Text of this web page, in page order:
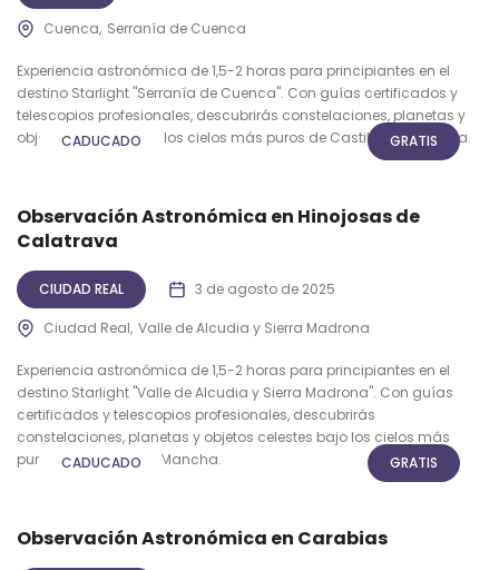
Cuenca Serranía de Cuenca
Experiencia astronómica de 1,5-2 horas para principiantes en el
destino Starlight "Serranía de Cuenca". Con guías certificados y
telescopios profesionales, descubrirás constelaciones, planetas y
objetos celestes bajo los cielos más puros de Castilla-La Mancha.
CADUCADO GRATIS
Observación Astronómica en Hinojosas de
Calatrava
CIUDAD REAL 3 de agosto de 2025
Ciudad Real Valle de Alcudia y Sierra Madrona
Experiencia astronómica de 1,5-2 horas para principiantes en el
destino Starlight "Valle de Alcudia y Sierra Madrona". Con guías
certificados y telescopios profesionales, descubrirás
constelaciones, planetas y objetos celestes bajo los cielos más
puros de Castilla-La Mancha.
CADUCADO GRATIS
Observación Astronómica en Carabias